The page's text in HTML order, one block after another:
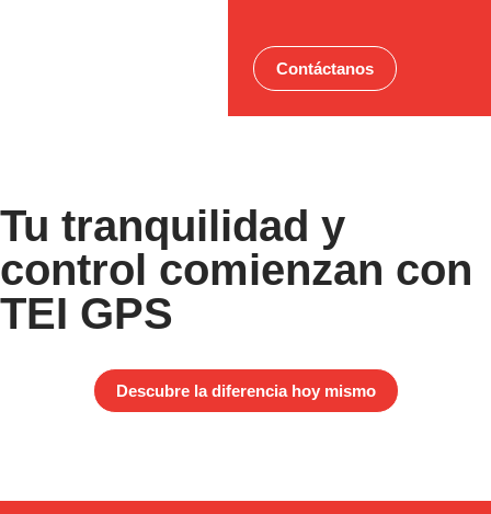
Contáctanos
Tu tranquilidad y
control comienzan con
TEI GPS
Descubre la diferencia hoy mismo